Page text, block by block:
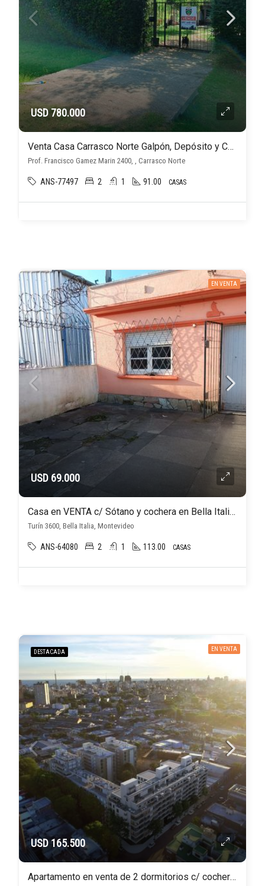
USD 780.000
Venta Casa Carrasco Norte Galpón, Depósito y Cocheras. 2da Casa en Construcción
Prof. Francisco Gamez Marin 2400, , Carrasco Norte
ANS-77497 2 1 91.00 CASAS
EN VENTA
USD 69.000
Casa en VENTA c/ Sótano y cochera en Bella Italia, calle Turín
Turín 3600, Bella Italia, Montevideo
ANS-64080 2 1 113.00 CASAS
DESTACADA EN VENTA
USD 165.500
Apartamento en venta de 2 dormitorios c/ cochera en Tres Cruces